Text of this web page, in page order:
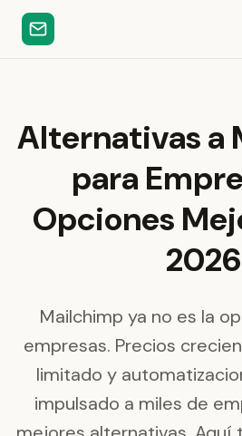
Alternativas a
para
Opciones
2026
Mailchimp ya no es la
empresas. Precios
limitado y
impulsado a miles de